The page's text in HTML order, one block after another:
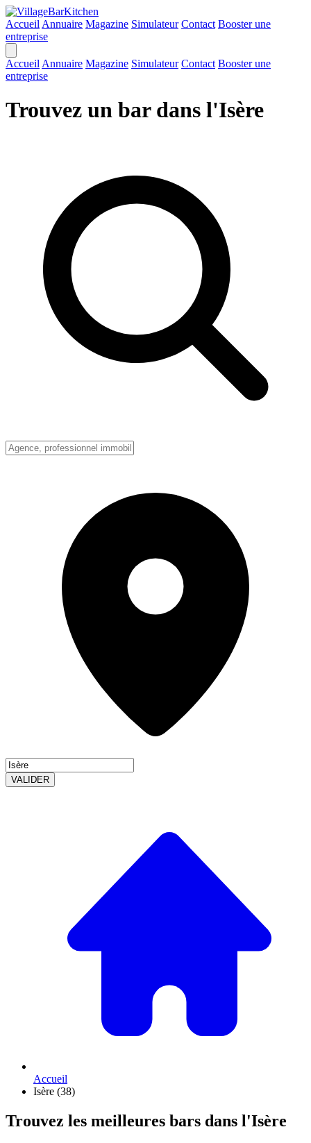
Accueil Annuaire Magazine Simulateur Contact Booster une
entreprise
Accueil Annuaire Magazine Simulateur Contact Booster une
entreprise
Trouvez un bar dans l'Isère
VALIDER
Accueil
Isère (38)
Trouvez les meilleures bars dans l'Isère